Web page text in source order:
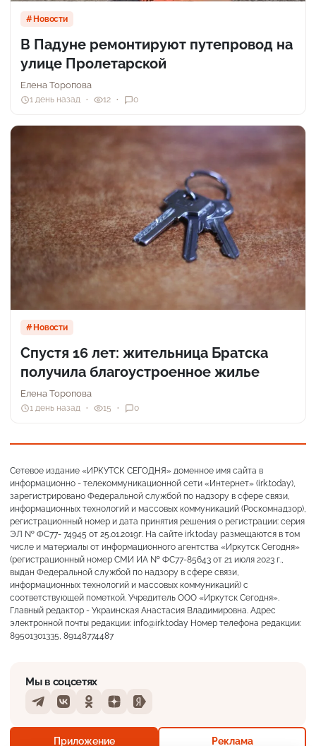
Преимущественно ясно
Новости
В Падуне ремонтируют путепровод на
улице Пролетарской
Елена Торопова
1 день назад 12 0
Новости
Спустя 16 лет: жительница Братска
получила благоустроенное жилье
Елена Торопова
1 день назад 15 0
Сетевое издание «ИРКУТСК СЕГОДНЯ» доменное имя сайта в
информационно - телекоммуникационной сети «Интернет» (irk.today),
зарегистрировано Федеральной службой по надзору в сфере связи,
информационных технологий и массовых коммуникаций (Роскомнадзор),
регистрационный номер и дата принятия решения о регистрации: серия
ЭЛ № ФС77- 74945 от 25.01.2019г. На сайте irk.today размещаются в том
числе и материалы от информационного агентства «Иркутск Сегодня»
(регистрационный номер СМИ ИА № ФС77-85643 от 21 июля 2023 г.,
выдан Федеральной службой по надзору в сфере связи,
информационных технологий и массовых коммуникаций) с
соответствующей пометкой. Учредитель ООО «Иркутск Сегодня».
Главный редактор - Украинская Анастасия Владимировна. Адрес
электронной почты редакции: info@irk.today Номер телефона редакции:
89501301335, 89148774487
Мы в соцсетях
TelegramVKontakteOdnoklassniki
DzenYandex
Приложение Реклама